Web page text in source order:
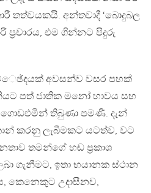
තත්වයකයි. අන්තවාදී ‘බොදුබල
ප‍්‍රචාරය, එම ගින්නට පිදුරු
අවසන්ව වසර පහක්
පත් ජාතික මනෝ භාවය සහ
තිබුණා පමණි. දැන්
කරනු ලැබීමකට යටත්ව, වට
තමන්ගේ හඬ ප‍්‍රකාශ
ගැනීමට, ඉතා භයානක ස්ථාන
කෙනෙකුට උදාසීනව,